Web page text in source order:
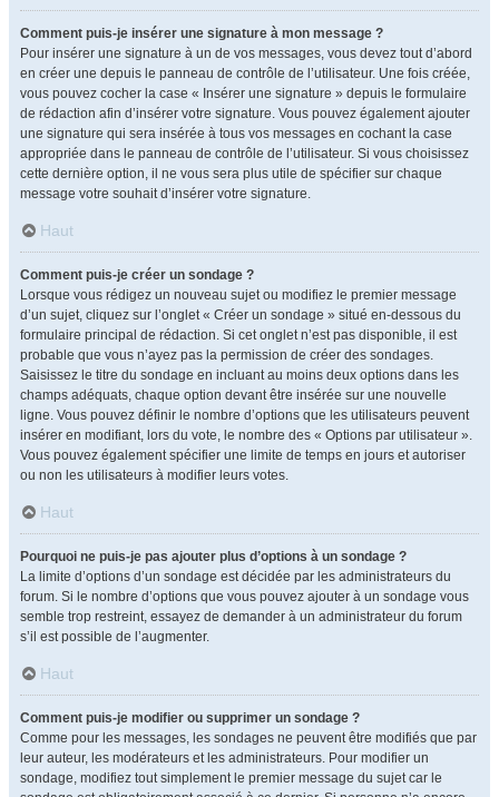
Comment puis-je insérer une signature à mon message ?
Pour insérer une signature à un de vos messages, vous devez tout d’abord
en créer une depuis le panneau de contrôle de l’utilisateur. Une fois créée,
vous pouvez cocher la case « Insérer une signature » depuis le formulaire
de rédaction afin d’insérer votre signature. Vous pouvez également ajouter
une signature qui sera insérée à tous vos messages en cochant la case
appropriée dans le panneau de contrôle de l’utilisateur. Si vous choisissez
cette dernière option, il ne vous sera plus utile de spécifier sur chaque
message votre souhait d’insérer votre signature.
Haut
Comment puis-je créer un sondage ?
Lorsque vous rédigez un nouveau sujet ou modifiez le premier message
d’un sujet, cliquez sur l’onglet « Créer un sondage » situé en-dessous du
formulaire principal de rédaction. Si cet onglet n’est pas disponible, il est
probable que vous n’ayez pas la permission de créer des sondages.
Saisissez le titre du sondage en incluant au moins deux options dans les
champs adéquats, chaque option devant être insérée sur une nouvelle
ligne. Vous pouvez définir le nombre d’options que les utilisateurs peuvent
insérer en modifiant, lors du vote, le nombre des « Options par utilisateur ».
Vous pouvez également spécifier une limite de temps en jours et autoriser
ou non les utilisateurs à modifier leurs votes.
Haut
Pourquoi ne puis-je pas ajouter plus d’options à un sondage ?
La limite d’options d’un sondage est décidée par les administrateurs du
forum. Si le nombre d’options que vous pouvez ajouter à un sondage vous
semble trop restreint, essayez de demander à un administrateur du forum
s’il est possible de l’augmenter.
Haut
Comment puis-je modifier ou supprimer un sondage ?
Comme pour les messages, les sondages ne peuvent être modifiés que par
leur auteur, les modérateurs et les administrateurs. Pour modifier un
sondage, modifiez tout simplement le premier message du sujet car le